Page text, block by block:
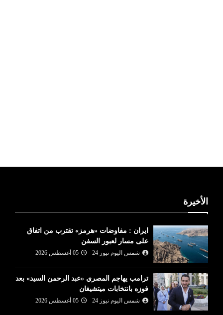
الأخيرة
ايران : مفاوضات «هرمز» تقترب من اتفاق
على مسار لعبور السفن
شمس اليوم نيوز 24 05 أغسطس 2026
ترامب يهاجم المصري «عبد الرحمن السيد» بعد
فوزه بانتخابات ميتشيغان
شمس اليوم نيوز 24 05 أغسطس 2026